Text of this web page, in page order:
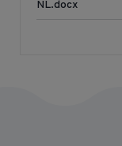
NL.docx